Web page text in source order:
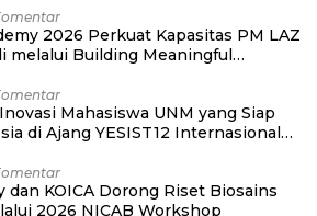
2026 Perkuat Kapasitas PM LAZ
melalui Building Meaningful
Mahasiswa UNM yang Siap
di Ajang YESIST12 Internasional
dan KOICA Dorong Riset Biosains
2026 NICAB Workshop